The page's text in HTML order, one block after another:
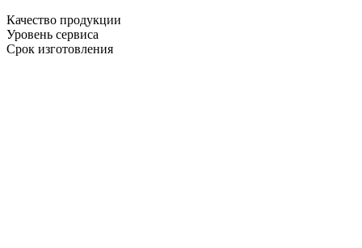
Качество продукции
Уровень сервиса
Срок изготовления